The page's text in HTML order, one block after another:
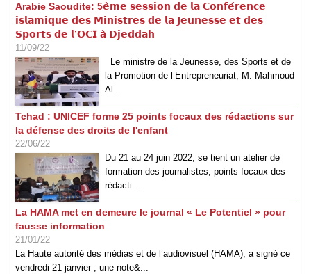
Arabie Saoudite: 5𝗲̀𝗺𝗲 𝘀𝗲𝘀𝘀𝗶𝗼𝗻 𝗱𝗲 𝗹𝗮 𝗖𝗼𝗻𝗳𝗲́𝗿𝗲𝗻𝗰𝗲
𝗶𝘀𝗹𝗮𝗺𝗶𝗾𝘂𝗲 𝗱𝗲𝘀 𝗠𝗶𝗻𝗶𝘀𝘁𝗿𝗲𝘀 𝗱𝗲 𝗹𝗮 𝗝𝗲𝘂𝗻𝗲𝘀𝘀𝗲 𝗲𝘁 𝗱𝗲𝘀
𝗦𝗽𝗼𝗿𝘁𝘀 𝗱𝗲 𝗹’𝗢𝗖𝗜 𝗮̀ 𝗗𝗷𝗲𝗱𝗱𝗮𝗵
11/09/22
Le ministre de la Jeunesse, des Sports et de
la Promotion de l’Entrepreneuriat, M. Mahmoud
Al...
Tchad : UNICEF forme 25 points focaux des rédactions sur
la défense des droits de l'enfant
22/06/22
Du 21 au 24 juin 2022, se tient un atelier de
formation des journalistes, points focaux des
rédacti...
La HAMA met en demeure le journal « Le Potentiel » pour
fausse information
21/01/22
La Haute autorité des médias et de l’audiovisuel (HAMA), a signé ce
vendredi 21 janvier , une note&...